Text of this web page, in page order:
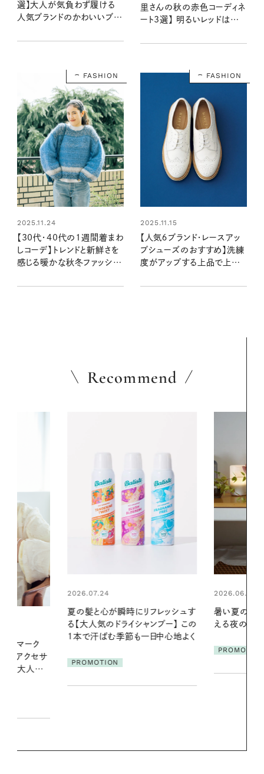
選】大人が気負わず履ける
人気ブランドのかわいいブラ
里さんの秋の赤色コーディネ
ート3選】 明るいレッドは主
FASHION
2025.11.24
【30代・40代の1週間着まわ
しコーデ】トレンドと新鮮さを
感じる暖かな秋冬ファッショ
FASHION
2025.11.15
【人気６ブランド・レースアッ
プシューズのおすすめ】洗練
度がアップする上品で上質
Recommend
2026.06.01
暑い夏のナイトルーティン。私を整
える夜の爽やかご褒美ケア
2026.06.01
真夏に向け
やりジェルと
ア